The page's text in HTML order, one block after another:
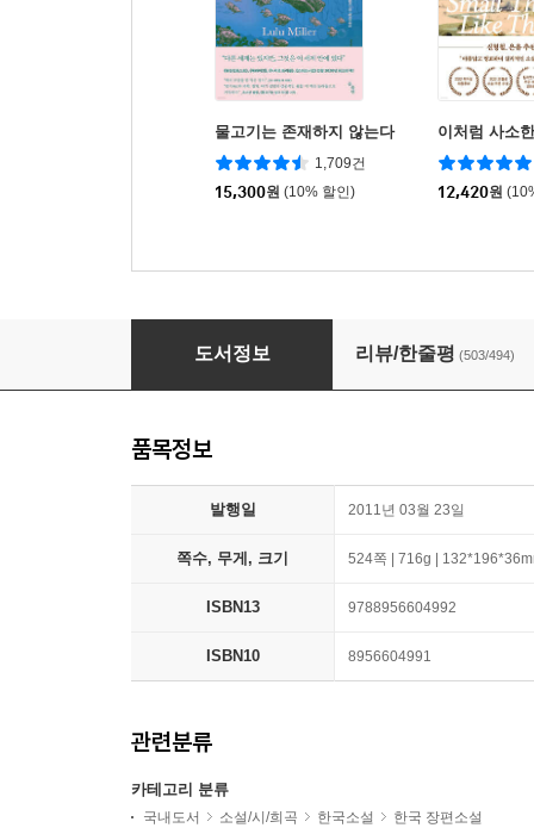
물고기는 존재하지 않는다
1,709건
15,300원 (10% 할인)
이처럼 사소
12,420원
7년의 밤
도서정보 리뷰/한줄평 (503/494)
품목정보
발행일 2011년 03월 23일
쪽수, 무게, 크기 524쪽 | 716g |
ISBN13 9788956604992
ISBN10 8956604991
관련분류
카테고리 분류
국내도서 소설/시/희곡 한국소설 한국 장편소설